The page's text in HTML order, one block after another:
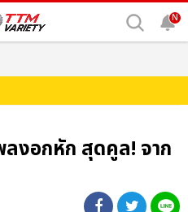
N
ลงอกหัก สุดคูล! จาก